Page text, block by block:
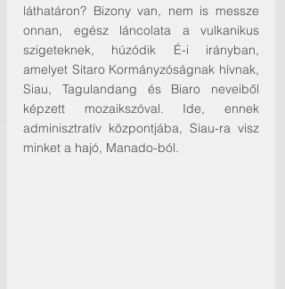
láthatáron? Bizony van, nem is messze
onnan, egész láncolata a vulkanikus
szigeteknek, húzódik É-i irányban,
amelyet Sitaro Kormányzóságnak hívnak,
Siau, Tagulandang és Biaro neveiből
képzett mozaikszóval. Ide, ennek
adminisztratív központjába, Siau-ra visz
minket a hajó, Manado-ból.